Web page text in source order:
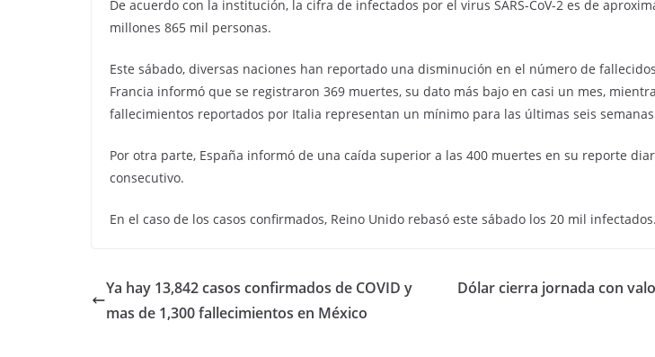
De acuerdo con la institución, la cifra de infectados por el virus SARS-CoV-2 es de
millones 865 mil personas.
Este sábado, diversas naciones han reportado una disminución en el número de
Francia informó que se registraron 369 muertes, su dato más bajo en casi un mes,
fallecimientos reportados por Italia representan un mínimo para las últimas seis
Por otra parte, España informó de una caída superior a las 400 muertes en su reporte
consecutivo.
En el caso de los casos confirmados, Reino Unido rebasó este sábado los 20 mil infectados.
Ya hay 13,842 casos confirmados de COVID y
mas de 1,300 fallecimientos en México
Dólar cierra jornada con